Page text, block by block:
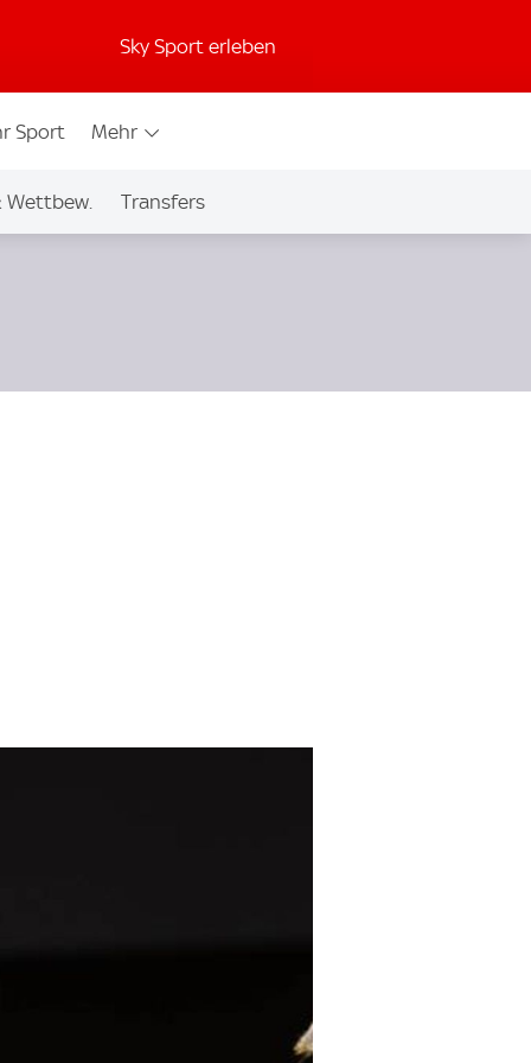
Sky Sport erleben
Sport Mehr
Wettbew. Transfers